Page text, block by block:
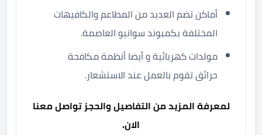
أماكن تضم العديد من المطاعم والكافيهات
المختلفة بكمبوند سوانيو العاصمة.
مولدات كهربائية و أيضا أنظمة مكافحة
حرائق تقوم بالعمل عند الاستشعار.
لمعرفة المزيد من التفاصيل والحجز تواصل معنا
الان.